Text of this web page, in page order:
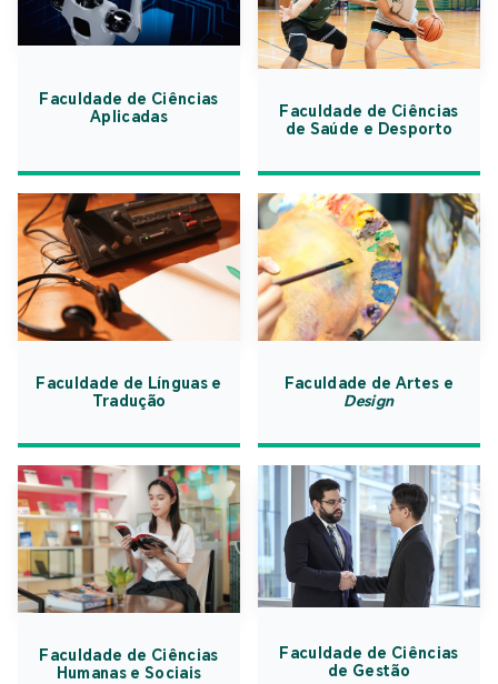
Faculdade de Ciências
Aplicadas
Faculdade de Ciências
de Saúde e Desporto
Faculdade de Línguas e
Tradução
Faculdade de Artes e
Design
Faculdade de Ciências
Humanas e Sociais
Faculdade de Ciências
de Gestão